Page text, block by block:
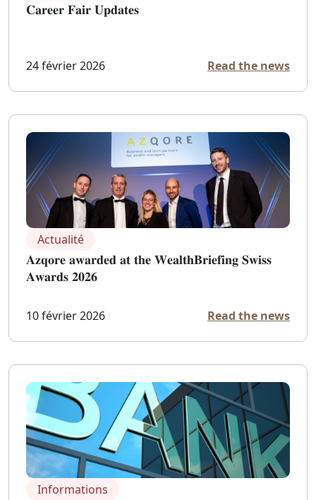
𝐂𝐚𝐫𝐞𝐞𝐫 𝐅𝐚𝐢𝐫 𝐔𝐩𝐝𝐚𝐭𝐞𝐬
24 février 2026 Read the news
Actualité
𝐀𝐳𝐪𝐨𝐫𝐞 𝐚𝐰𝐚𝐫𝐝𝐞𝐝 𝐚𝐭 𝐭𝐡𝐞 𝐖𝐞𝐚𝐥𝐭𝐡𝐁𝐫𝐢𝐞𝐟𝐢𝐧𝐠 𝐒𝐰𝐢𝐬𝐬
𝐀𝐰𝐚𝐫𝐝𝐬 𝟐𝟎𝟐𝟔
10 février 2026 Read the news
Informations